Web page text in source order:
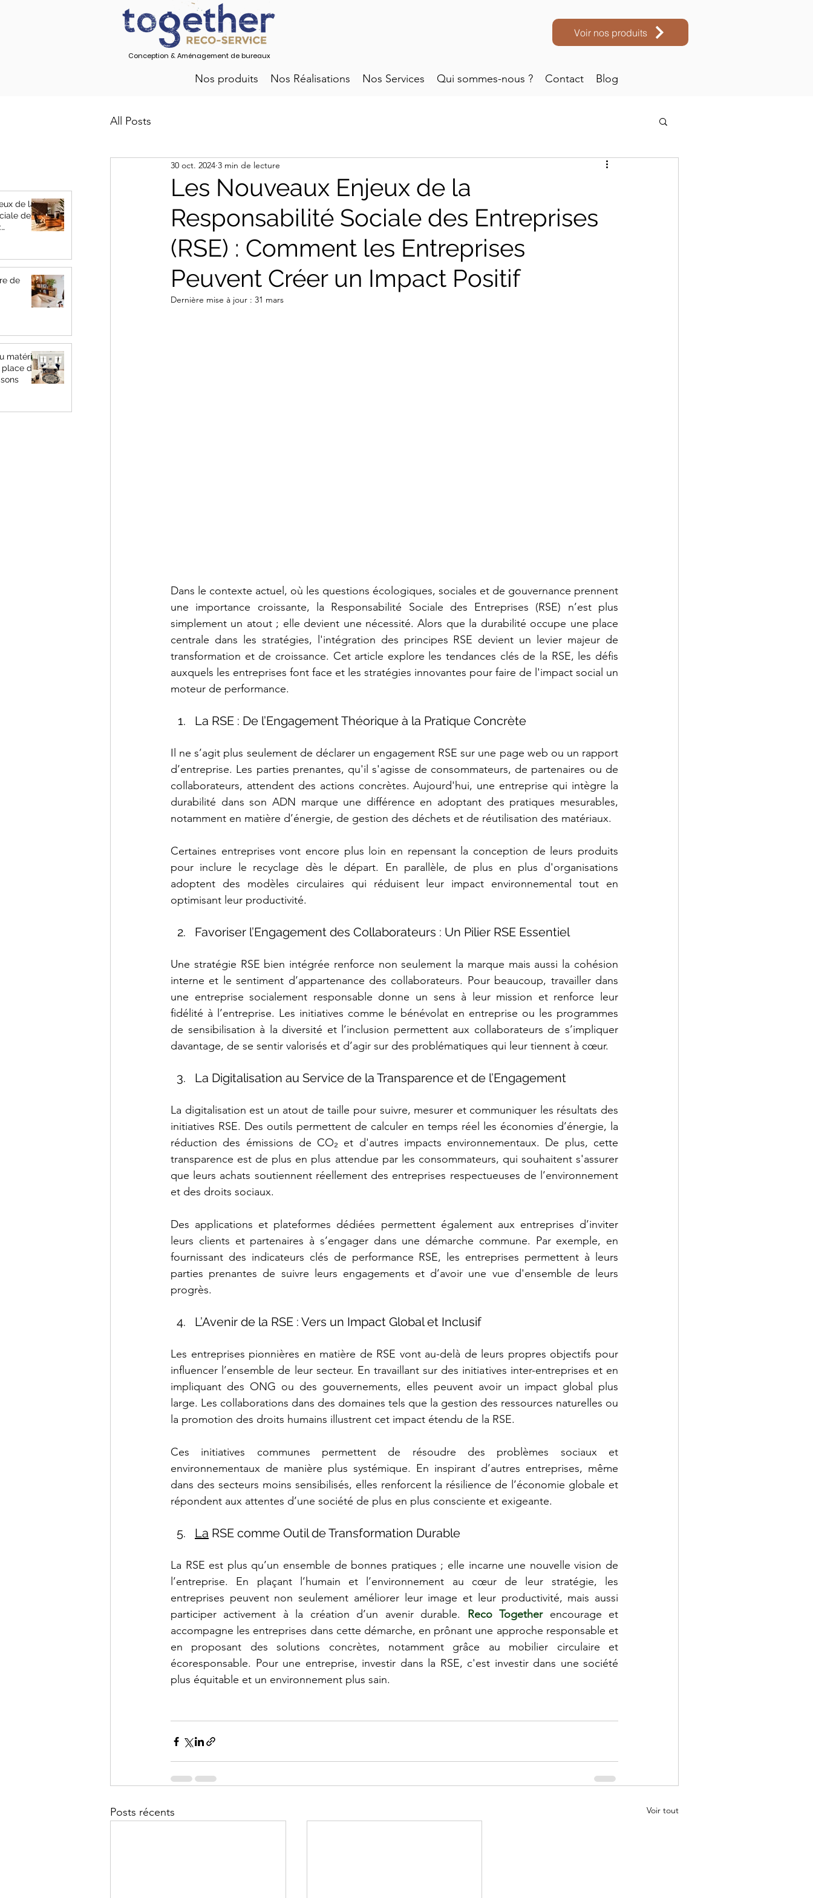
Conception & Aménagement de bureaux
Voir nos produits
Nos produits Nos Réalisations Nos Services Qui sommes-nous ? Contact Blog
de la
des
de
matériel
place du
All Posts
Les Nouveaux Enjeux de la
Responsabilité Sociale des Entreprises
(RSE) : Comment les Entreprises
Peuvent Créer un Impact Positif
30 oct. 2024 3 min de lecture
Dernière mise à jour : 31 mars
Dans le contexte actuel, où les questions écologiques, sociales et de gouvernance prennent
une importance croissante, la Responsabilité Sociale des Entreprises (RSE) n’est plus
simplement un atout ; elle devient une nécessité. Alors que la durabilité occupe une place
centrale dans les stratégies, l'intégration des principes RSE devient un levier majeur de
transformation et de croissance. Cet article explore les tendances clés de la RSE, les défis
auxquels les entreprises font face et les stratégies innovantes pour faire de l'impact social un
moteur de performance.
La RSE : De l’Engagement Théorique à la Pratique Concrète
Il ne s’agit plus seulement de déclarer un engagement RSE sur une page web ou un rapport
d’entreprise. Les parties prenantes, qu'il s'agisse de consommateurs, de partenaires ou de
collaborateurs, attendent des actions concrètes. Aujourd'hui, une entreprise qui intègre la
durabilité dans son ADN marque une différence en adoptant des pratiques mesurables,
notamment en matière d’énergie, de gestion des déchets et de réutilisation des matériaux.
Certaines entreprises vont encore plus loin en repensant la conception de leurs produits
pour inclure le recyclage dès le départ. En parallèle, de plus en plus d'organisations
adoptent des modèles circulaires qui réduisent leur impact environnemental tout en
optimisant leur productivité.
Favoriser l’Engagement des Collaborateurs : Un Pilier RSE Essentiel
Une stratégie RSE bien intégrée renforce non seulement la marque mais aussi la cohésion
interne et le sentiment d’appartenance des collaborateurs. Pour beaucoup, travailler dans
une entreprise socialement responsable donne un sens à leur mission et renforce leur
fidélité à l’entreprise. Les initiatives comme le bénévolat en entreprise ou les programmes
de sensibilisation à la diversité et l’inclusion permettent aux collaborateurs de s’impliquer
davantage, de se sentir valorisés et d’agir sur des problématiques qui leur tiennent à cœur.
La Digitalisation au Service de la Transparence et de l’Engagement
La digitalisation est un atout de taille pour suivre, mesurer et communiquer les résultats des
initiatives RSE. Des outils permettent de calculer en temps réel les économies d’énergie, la
réduction des émissions de CO₂ et d'autres impacts environnementaux. De plus, cette
transparence est de plus en plus attendue par les consommateurs, qui souhaitent s'assurer
que leurs achats soutiennent réellement des entreprises respectueuses de l’environnement
et des droits sociaux.
Des applications et plateformes dédiées permettent également aux entreprises d’inviter
leurs clients et partenaires à s’engager dans une démarche commune. Par exemple, en
fournissant des indicateurs clés de performance RSE, les entreprises permettent à leurs
parties prenantes de suivre leurs engagements et d’avoir une vue d'ensemble de leurs
progrès.
L’Avenir de la RSE : Vers un Impact Global et Inclusif
Les entreprises pionnières en matière de RSE vont au-delà de leurs propres objectifs pour
influencer l’ensemble de leur secteur. En travaillant sur des initiatives inter-entreprises et en
impliquant des ONG ou des gouvernements, elles peuvent avoir un impact global plus
large. Les collaborations dans des domaines tels que la gestion des ressources naturelles ou
la promotion des droits humains illustrent cet impact étendu de la RSE.
Ces initiatives communes permettent de résoudre des problèmes sociaux et
environnementaux de manière plus systémique. En inspirant d’autres entreprises, même
dans des secteurs moins sensibilisés, elles renforcent la résilience de l’économie globale et
répondent aux attentes d’une société de plus en plus consciente et exigeante.
La RSE comme Outil de Transformation Durable
La RSE est plus qu’un ensemble de bonnes pratiques ; elle incarne une nouvelle vision de
l’entreprise. En plaçant l’humain et l’environnement au cœur de leur stratégie, les
entreprises peuvent non seulement améliorer leur image et leur productivité, mais aussi
participer activement à la création d’un avenir durable.
Reco Together encourage et
accompagne les entreprises dans cette démarche, en prônant une approche responsable et
en proposant des solutions concrètes, notamment grâce au mobilier circulaire et
écoresponsable. Pour une entreprise, investir dans la RSE, c'est investir dans une société
plus équitable et un environnement plus sain.
Posts récents Voir tout